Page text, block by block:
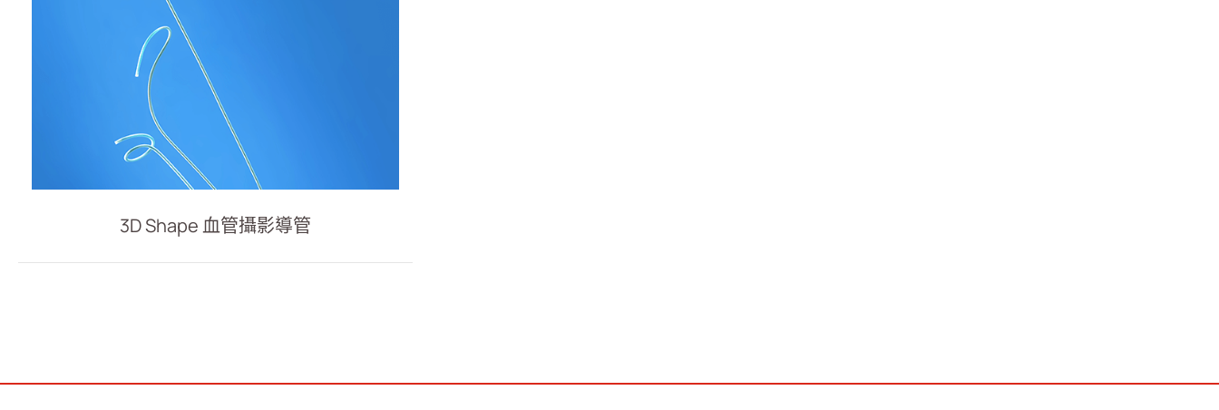
3D Shape 血管攝影導管
最新消息